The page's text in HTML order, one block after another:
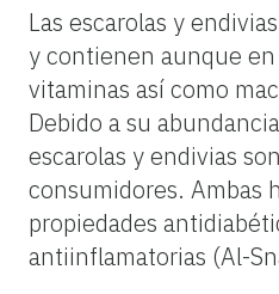
Las escarolas y
y contienen aunque
vitaminas así como
Debido a su
escarolas y endivias
consumidores. Ambas
propiedades
antiinflamatorias (Al-